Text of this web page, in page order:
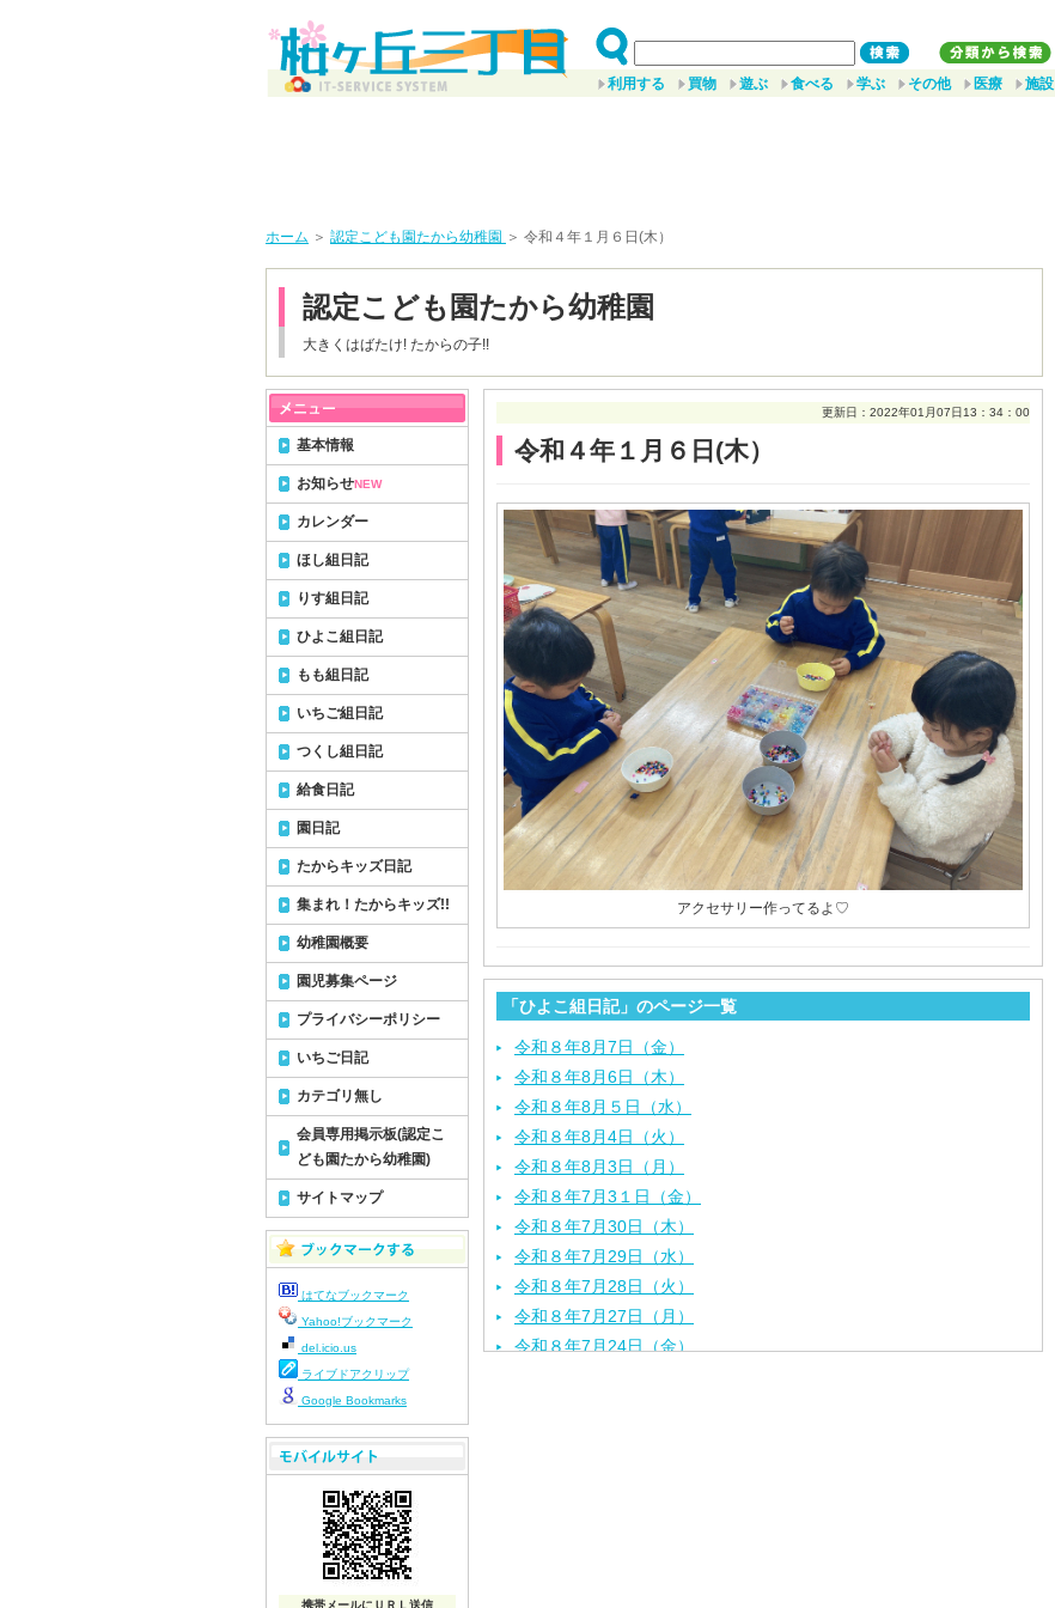
利用する 買物 遊ぶ 食べる 学ぶ その他 医療 施設
ホーム ＞ 認定こども園たから幼稚園 ＞ 令和４年１月６日(木）
認定こども園たから幼稚園
大きくはばたけ! たからの子!!
更新日：2022年01月07日13：34：00
令和４年１月６日(木）
アクセサリー作ってるよ♡
「ひよこ組日記」のページ一覧
令和８年8月7日（金）
令和８年8月6日（木）
令和８年8月５日（水）
令和８年8月4日（火）
令和８年8月3日（月）
令和８年7月3１日（金）
令和８年7月30日（木）
令和８年7月29日（水）
令和８年7月28日（火）
令和８年7月27日（月）
令和８年7月24日（金）
基本情報
お知らせNEW
カレンダー
ほし組日記
りす組日記
ひよこ組日記
もも組日記
いちご組日記
つくし組日記
給食日記
園日記
たからキッズ日記
集まれ！たからキッズ!!
幼稚園概要
園児募集ページ
プライバシーポリシー
いちご日記
カテゴリ無し
会員専用掲示板(認定こ
ども園たから幼稚園)
サイトマップ
はてなブックマーク
Yahoo!ブックマーク
del.icio.us
ライブドアクリップ
Google Bookmarks
携帯メールにＵＲＬ送信